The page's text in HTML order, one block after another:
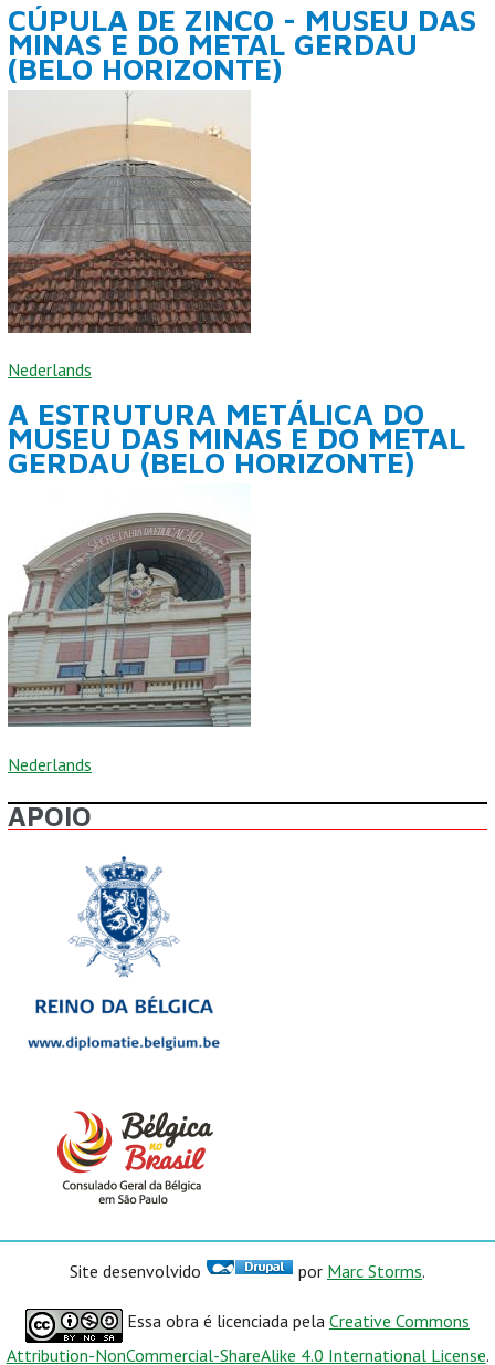
CÚPULA DE ZINCO - MUSEU DAS
MINAS E DO METAL GERDAU
(BELO HORIZONTE)
Nederlands
A ESTRUTURA METÁLICA DO
MUSEU DAS MINAS E DO METAL
GERDAU (BELO HORIZONTE)
Nederlands
APOIO
Site desenvolvido por Marc Storms.
Essa obra é licenciada pela Creative Commons
Attribution-NonCommercial-ShareAlike 4.0 International License.